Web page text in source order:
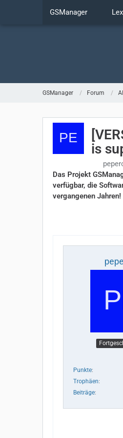
GSManager
GSManager Forum
is
Das Projekt
verfügbar, die
vergangenen Jahren!
Punkte
Trophäen
Beiträge